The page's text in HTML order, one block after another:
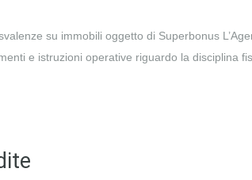
su immobili oggetto di Superbonus
e istruzioni operative riguardo la disciplina